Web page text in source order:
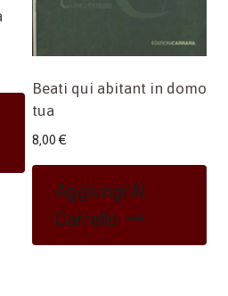
Beati qui abitant in domo
tua
8,00 €
Aggiungi Al
Carrello